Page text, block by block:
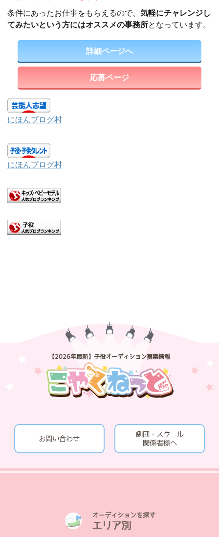
条件にあったお仕事をもらえるので、 気軽にチャレンジし
てみたいという方にはオススメの事務所となっています。
詳細ページへ
応募ページ
にほんブログ村
にほんブログ村
【2026年最新】子役オーディション募集情報
お問い合わせ
劇団・スクール
関係者様へ
オーディションを探す
エリア別